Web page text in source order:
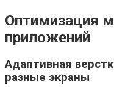
Оптимизация
приложений
Адаптивная
разные экраны